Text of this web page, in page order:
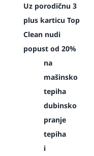
Uz porodičnu 3
plus karticu Top
Clean nudi
popust od 20%
na
mašinsko
tepiha
dubinsko
pranje
tepiha
i